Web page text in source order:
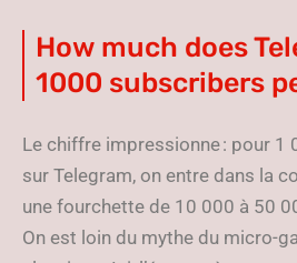
How much does
1000 subscribers
Le chiffre impressionne : pour 1
sur Telegram, on entre dans la
une fourchette de 10 000 à 50
On est loin du mythe du micro-